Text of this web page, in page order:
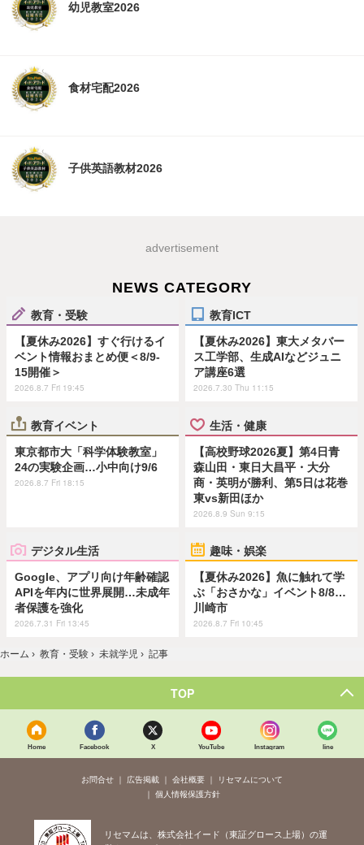
幼児教室2026
食材宅配2026
子供英語教材2026
advertisement
NEWS CATEGORY
教育・受験
【夏休み2026】すぐ行けるイ
ベント情報おまとめ便＜8/9-
15開催＞
2026.8.7 Fri 19:45
教育ICT
【夏休み2026】東大メタバー
ス工学部、生成AIなどジュニ
ア講座6選
2026.7.30 Thu 11:15
教育イベント
東京都市大「科学体験教室」
24の実験企画…小中向け9/6
2026.8.7 Fri 18:15
生活・健康
【高校野球2026夏】第4日青
森山田・東日大昌平・大分
商・英明が勝利、第5日は花巻
東vs新田ほか
2026.8.9 Sun 9:15
デジタル生活
Google、アプリ向け年齢確認
APIを年内に世界展開…未成年
者保護を強化
2026.7.31 Fri 13:45
趣味・娯楽
【夏休み2026】魚に触れて学
ぶ「おさかな」イベント8/8…
川崎市
2026.8.7 Fri 10:45
ホーム › 教育・受験 › 未就学児 › 記事
TOP
Home Facebook X YouTube Instagram line
お問合せ 広告掲載 会社概要
リセマムについて
個人情報保護方針
リセマムは、株式会社イード（東証グロース上場）の運